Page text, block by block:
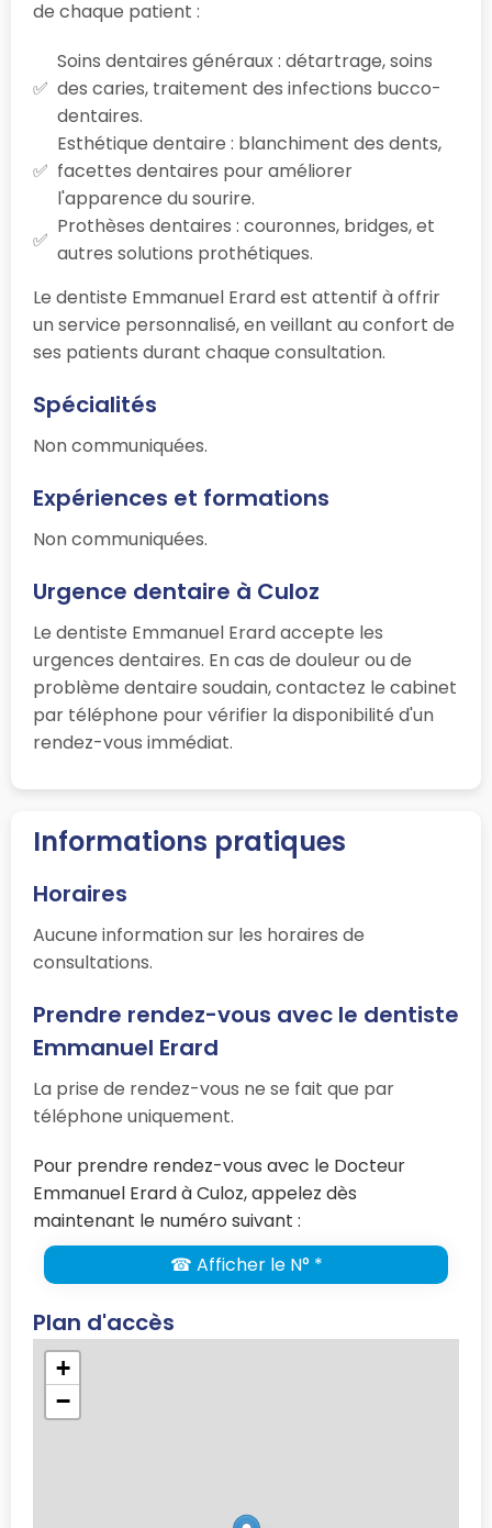
de chaque patient :
Soins dentaires généraux : détartrage, soins
des caries, traitement des infections bucco-
dentaires.
Esthétique dentaire : blanchiment des dents,
facettes dentaires pour améliorer
l'apparence du sourire.
Prothèses dentaires : couronnes, bridges, et
autres solutions prothétiques.
Le dentiste Emmanuel Erard est attentif à offrir
un service personnalisé, en veillant au confort de
ses patients durant chaque consultation.
Spécialités
Non communiquées.
Expériences et formations
Non communiquées.
Urgence dentaire à Culoz
Le dentiste Emmanuel Erard accepte les
urgences dentaires. En cas de douleur ou de
problème dentaire soudain, contactez le cabinet
par téléphone pour vérifier la disponibilité d'un
rendez-vous immédiat.
Informations pratiques
Horaires
Aucune information sur les horaires de
consultations.
Prendre rendez-vous avec le dentiste
Emmanuel Erard
La prise de rendez-vous ne se fait que par
téléphone uniquement.
Pour prendre rendez-vous avec le Docteur
Emmanuel Erard à Culoz, appelez dès
maintenant le numéro suivant :
☎ Afficher le N° *
Plan d'accès
+
−